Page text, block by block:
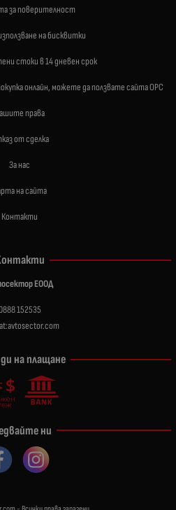
за поверителност
на бисквитки
стоки в 14 дневен срок
онлайн, можете да ползвате сайта ОРС
права
от сделка
За нас
на сайта
Контакти
ЕООД
152535
на плащане
ни